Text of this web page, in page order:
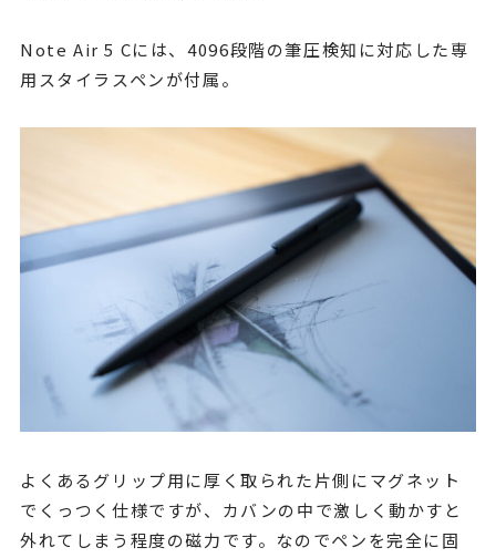
Note Air 5 Cには、4096段階の筆圧検知に対応した専
用スタイラスペンが付属。
よくあるグリップ用に厚く取られた片側にマグネット
でくっつく仕様ですが、カバンの中で激しく動かすと
外れてしまう程度の磁力です。なのでペンを完全に固